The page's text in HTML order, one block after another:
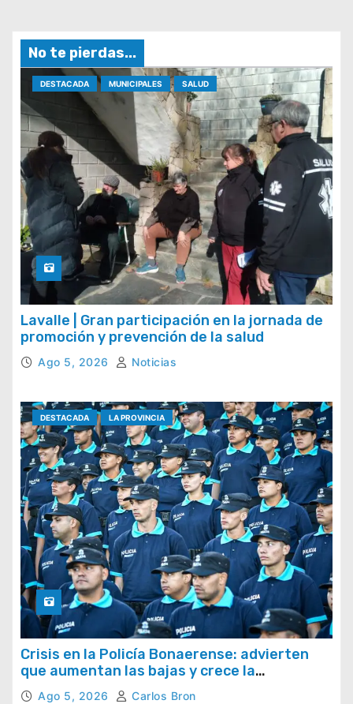
No te pierdas...
DESTACADA MUNICIPALES SALUD
Lavalle | Gran participación en la jornada de
promoción y prevención de la salud
Ago 5, 2026 Noticias
DESTACADA LA PROVINCIA
Crisis en la Policía Bonaerense: advierten
que aumentan las bajas y crece la
preocupación por la pérdida de efectivos
Ago 5, 2026 Carlos Bron